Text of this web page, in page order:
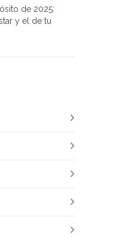
de 2025:
y el de tu